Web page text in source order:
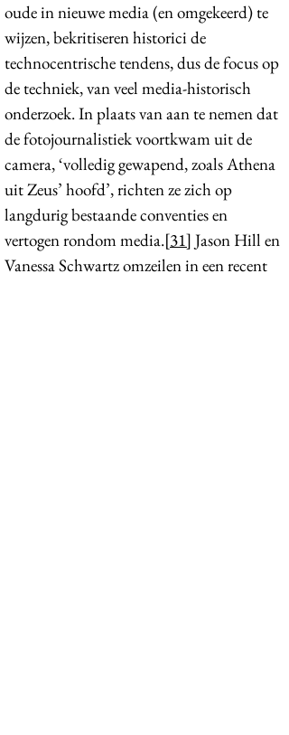
oude in nieuwe media (en omgekeerd) te
wijzen, bekritiseren historici de
technocentrische tendens, dus de focus op
de techniek, van veel media-historisch
onderzoek. In plaats van aan te nemen dat
de fotojournalistiek voortkwam uit de
camera, ‘volledig gewapend, zoals Athena
uit Zeus’ hoofd’, richten ze zich op
langdurig bestaande conventies en
vertogen rondom media.[31] Jason Hill en
Vanessa Schwartz omzeilen in een recent